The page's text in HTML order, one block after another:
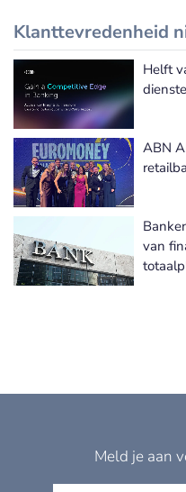
Klanttevredenheid
Helft
ABN
van
Meld je aan